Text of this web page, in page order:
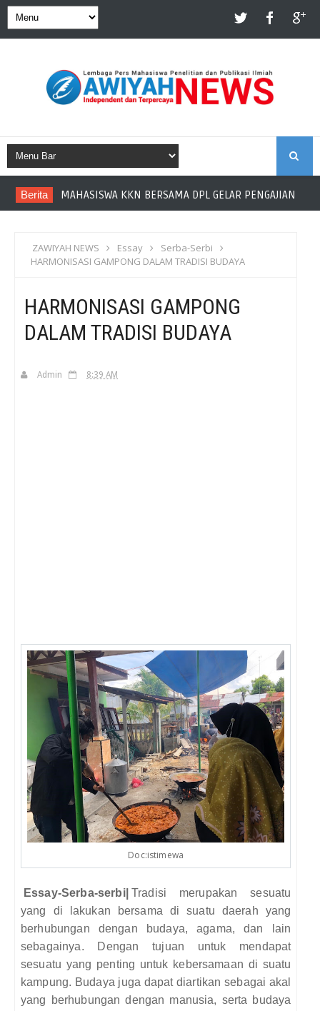
Berita MAHASISWA KKN BERSAMA DPL GELAR PENGAJIAN DI
ZAWIYAH NEWS Essay
Serba-Serbi
HARMONISASI GAMPONG DALAM TRADISI BUDAYA
HARMONISASI GAMPONG
DALAM TRADISI BUDAYA
Admin 8:39 AM
Doc:istimewa
Essay-Serba-serbi| Tradisi merupakan sesuatu
yang di lakukan bersama di suatu daerah yang
berhubungan dengan budaya, agama, dan lain
sebagainya. Dengan tujuan untuk mendapat
sesuatu yang penting untuk kebersamaan di suatu
kampung. Budaya juga dapat diartikan sebagai akal
yang berhubungan dengan manusia, serta budaya